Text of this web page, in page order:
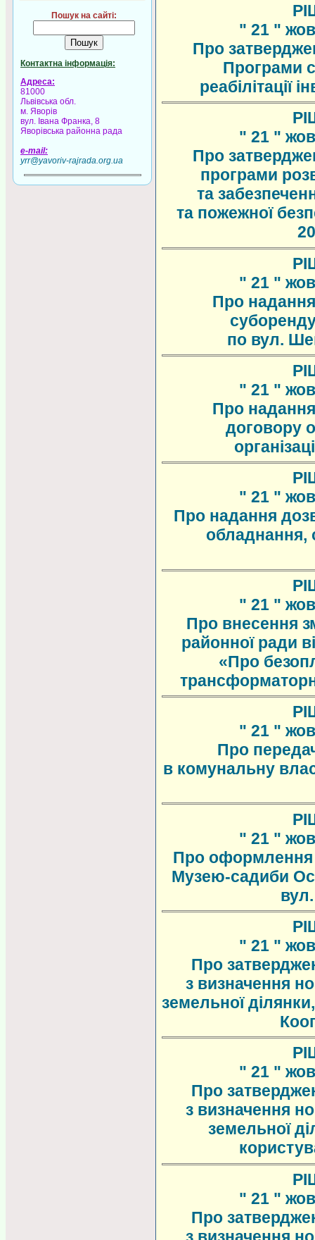
Пошук на сайті:
Контактна інформація:
Адреса:
81000
Львівська обл.
м. Яворів
вул. Івана Франка, 8
Яворівська районна рада
e-mail:
yrr@yavoriv-rajrada.org.ua
" 21 "
Про
Програми
реабілітації
" 21 "
Про
програми
та
та пожежної
" 21 "
Про
по вул.
" 21 "
Про
договору
" 21 "
Про надання
обладнання,
" 21 "
Про внесення
районної ради
«Про
" 21 "
Про
в комунальну
" 21 "
Про оформлення
Музею-садиби
" 21 "
Про
з визначення
земельної
" 21 "
Про
з визначення
земельної
" 21 "
Про
з визначення